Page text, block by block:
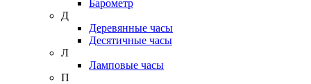
Барометр
Д
Деревянные часы
Десятичные часы
Л
Ламповые часы
П